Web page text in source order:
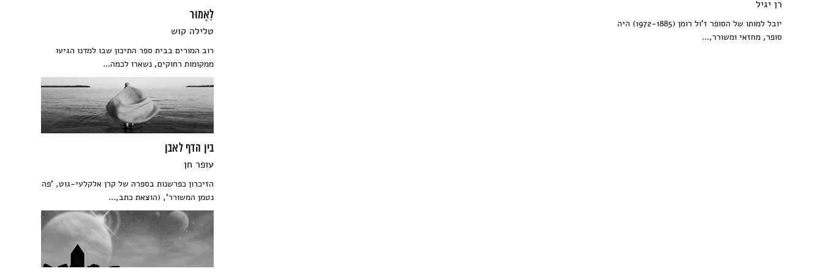
לַאָמוּר
טלילה קוש
רוב המורים בבית ספר התיכון שבו למדנו הגיעו
ממקומות רחוקים, נשארו לכמה...
בין הדף לאבן
עופר חן
הזיכרון כפרשנות בספרהּ של קרן אלקלעי-גוט, 'פה
נטמן המשורר', (הוצאת כתב,...
רן יגיל
יובל למותו של הסופר ז'ול רומן (1972-1885) היה
סופר, מחזאי ומשורר,...